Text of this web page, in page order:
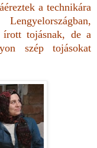
a technikára
írott tojásnak, de a
szép tojásokat